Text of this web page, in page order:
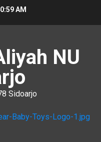
AM
NU
Sidoarjo